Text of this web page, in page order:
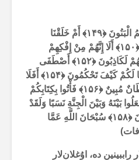
الْبَنُونَ ﴿۱۴۹﴾ أَمْ خَلَقْنَا
۱۵۰﴾ أَلَا إِنَّهُمْ مِنْ إِفْكِهِمْ
لَكَاذِبُونَ ﴿۱۵۲﴾ أَصْطَفَى
لَكُمْ كَيْفَ تَحْكُمُونَ ﴿۱۵۴﴾ أَفَلَا
مُبِينٌ ﴿۱۵۶﴾ فَأْتُوا بِكِتَابِكُمْ
بَيْنَهُ وَبَيْنَ الْجِنَّةِ نَسَبًا وَلَقَدْ
﴿۱۵۸﴾ سُبْحَانَ اللَّهِ عَمَّا
دە، اۇغلان‌لار